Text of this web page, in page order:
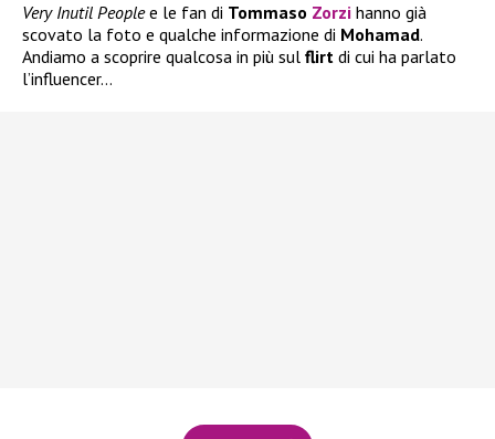
Very Inutil Peoplee le fan di Tommaso Zorzi hanno già
scovato la foto e qualche informazione di Mohamad.
Andiamo a scoprire qualcosa in più sul flirt di cui ha parlato
l’influencer…